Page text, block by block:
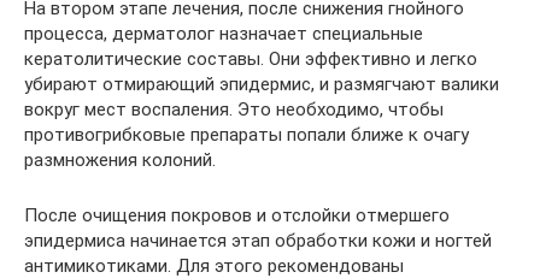
На втором этапе лечения, после снижения гнойного
процесса, дерматолог назначает специальные
кератолитические составы. Они эффективно и легко
убирают отмирающий эпидермис, и размягчают валики
вокруг мест воспаления. Это необходимо, чтобы
противогрибковые препараты попали ближе к очагу
размножения колоний.
После очищения покровов и отслойки отмершего
эпидермиса начинается этап обработки кожи и ногтей
антимикотиками. Для этого рекомендованы